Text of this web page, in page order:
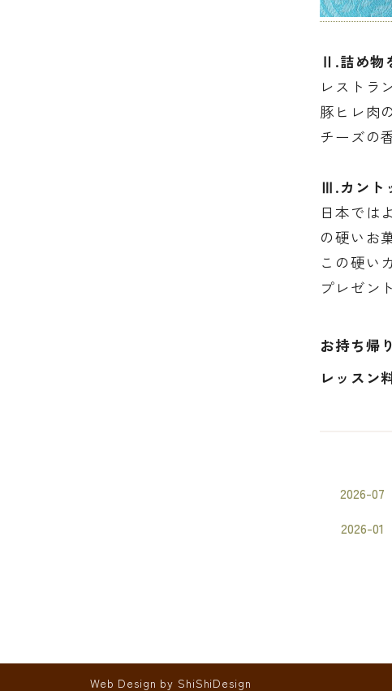
Ⅱ.詰め物
レストラ
豚ヒレ肉
チーズの
Ⅲ .カント
日本では
の硬いお
この硬い
プレゼン
お持ち帰
レッスン
2026-07
2026-01
Web Design by ShiShiDesign